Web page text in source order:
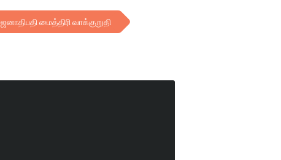
ஜனாதிபதி மைத்திரி வாக்குறுதி